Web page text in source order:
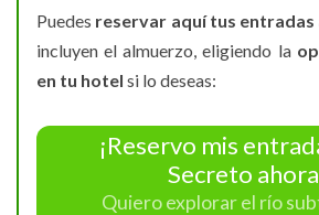
Puedes reservar aquí tus entradas
incluyen el almuerzo, eligiendo la
en tu hotel si lo deseas:
¡Reservo mis
Secreto
Quiero explorar el río